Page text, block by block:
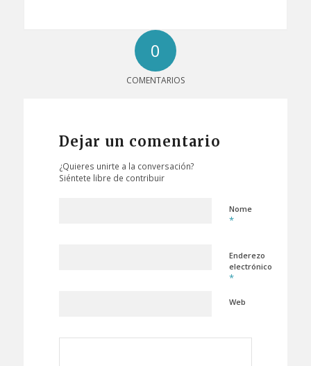
0
COMENTARIOS
Dejar un comentario
¿Quieres unirte a la conversación?
Siéntete libre de contribuir
Nome
*
Enderezo
electrónico
*
Web